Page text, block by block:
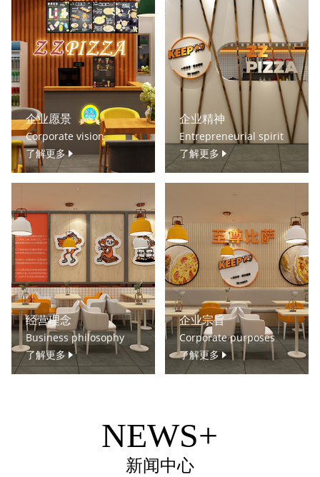
企业愿景
Corporate vision
了解更多
企业精神
Entrepreneurial spirit
了解更多
经营理念
Business philosophy
了解更多
企业宗旨
Corporate purposes
了解更多
NEWS+
新闻中心